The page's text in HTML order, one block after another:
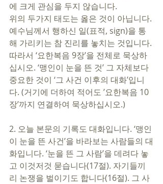
에 크게 관심을 두지 않습니다.
위의 두가지 태도는 옳은 것이 아닙니다.
예수님께서 행하신 일(표적, sign)을 통
해 가리키는 참 진리를 놓치는 것입니다.
따라서 ‘요한복음 9장’을 전체로 묵상하
십시오. ‘맹인이 눈을 뜬 것’ 그 자체보다
중요한 것이 ‘그 사건 이후의 대화’입니
다. (거기에 더하여 적어도 ’요한복음 10
장’까지 연결하여 묵상하십시오.)
2. 오늘 본문의 기록도 대화입니다. ‘맹인
이 눈을 뜬 사건’을 바라보는 사람들의 대
화입니다. ‘눈을 뜬 그 사람’을 데려다 놓
고 이것저것 묻습니다(17절). 자기들끼
리 논쟁을 벌이기도 합니다(16절). 그 사